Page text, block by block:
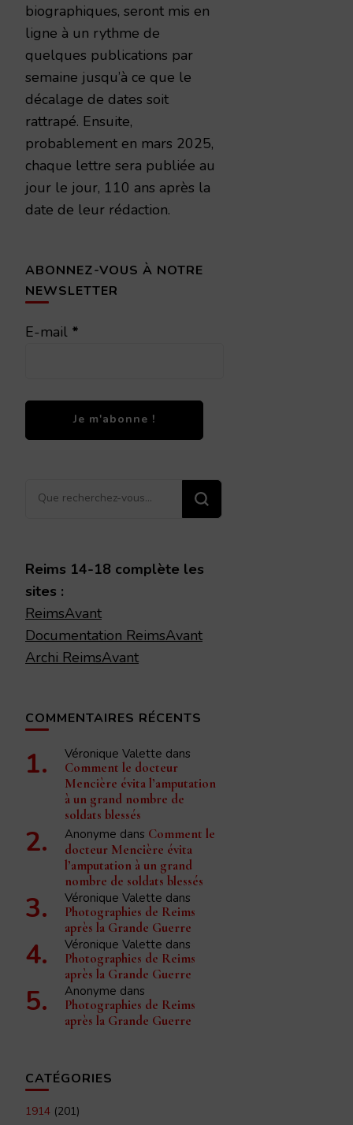
biographiques, seront mis en
ligne à un rythme de
quelques publications par
semaine jusqu’à ce que le
décalage de dates soit
rattrapé. Ensuite,
probablement en mars 2025,
chaque lettre sera publiée au
jour le jour, 110 ans après la
date de leur rédaction.
ABONNEZ-VOUS À NOTRE
NEWSLETTER
E-mail *
Vous
Reims 14-18 complète les
sites :
ReimsAvant
Documentation ReimsAvant
Archi ReimsAvant
COMMENTAIRES RÉCENTS
Véronique Valette dans
Comment le docteur
Mencière évita l’amputation
à un grand nombre de
soldats blessés
Anonyme dans Comment le
docteur Mencière évita
l’amputation à un grand
nombre de soldats blessés
Véronique Valette dans
Photographies de Reims
après la Grande Guerre
Véronique Valette dans
Photographies de Reims
après la Grande Guerre
Anonyme dans
Photographies de Reims
après la Grande Guerre
CATÉGORIES
1914 (201)